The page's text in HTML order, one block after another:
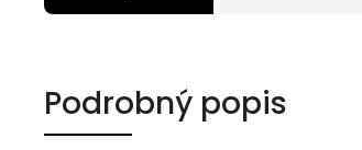
Podrobný popis